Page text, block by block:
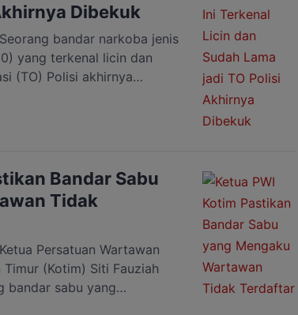
Dibekuk
bandar narkoba jenis
yang terkenal licin dan
(TO) Polisi akhirnya
Dirinya dibekuk Polisi di
Ujung Pandaran Km 1, RT
Bandar Sabu
Tidak
Persatuan Wartawan
(Kotim) Siti Fauziah
bandar sabu yang